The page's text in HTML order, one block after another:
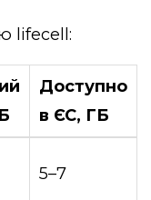
lifecell:
Доступно
в ЄС, ГБ
5–7